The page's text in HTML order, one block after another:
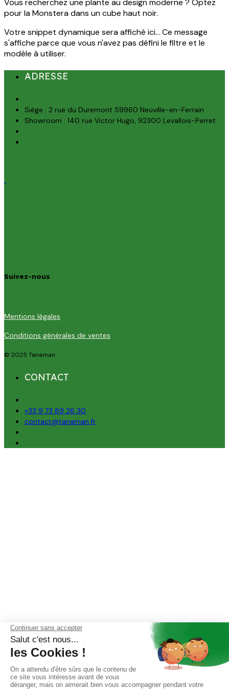
pour la Monstera dans un cube haut noir.
Votre snippet dynamique sera affiché ici... Ce message
s'affiche parce que vous n'avez pas défini le filtre et le
modèle à utiliser.
ADRESSE
Siège : 2 rue du Duremont 59960 Neuville-en-Ferrain
Showroom : 140 rue Victor Hugo, 92300 Levallois-Perret
Suivez-nous
Mentions légales
Conditions générales de ventes
© 2025 Tanaman
CONTACT
+33 9 73 89 26 30
contact@tanaman.fr